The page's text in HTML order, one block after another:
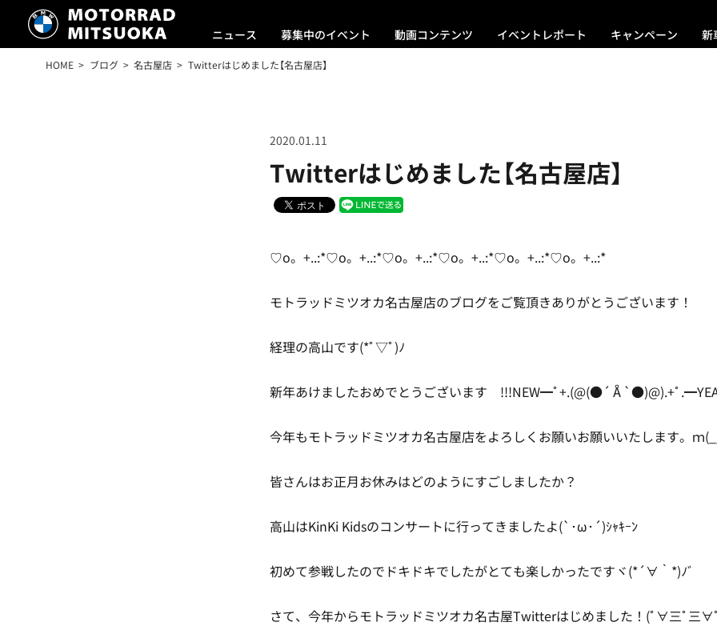
ニュース 募集中のイベント 動画コンテンツ イベントレポート キャンペーン 新
HOME ブログ 名古屋店 Twitterはじめました【名古屋店】
Twitterはじめました【名古屋店】
2020.01.11
♡o。+..:*♡o。+..:*♡o。+..:*♡o。+..:*♡o。+..:*♡o。+..:*
モトラッドミツオカ名古屋店のブログをご覧頂きありがとうございます！
経理の高山です(*ﾟ▽ﾟ)ﾉ
新年あけましたおめでとうございます !!!NEW━ﾟ+.(@(●´Å`●)@).+ﾟ
今年もモトラッドミツオカ名古屋店をよろしくお願いお願いいたします。ｍ
皆さんはお正月お休みはどのようにすごしましたか？
高山はKinKi Kidsのコンサートに行ってきましたよ(`･ω･´)ｼｬｷｰﾝ
初めて参戦したのでドキドキでしたがとても楽しかったですヾ(*´∀｀*)ﾉ゛
さて、今年からモトラッドミツオカ名古屋Twitterはじめました！(ﾟ∀三ﾟ三∀